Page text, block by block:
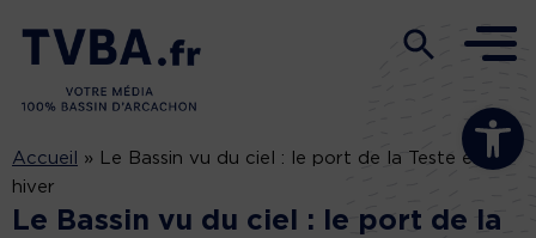
Ouvrir la
Accueil »
Le Bassin vu du ciel : le port de la Teste en
hiver
Le Bassin vu du ciel : le port de la